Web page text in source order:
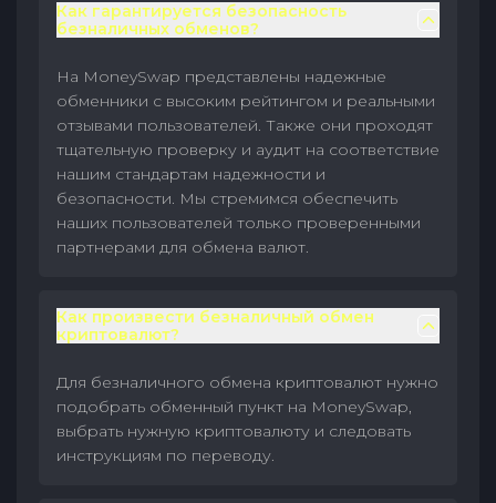
Как гарантируется безопасность
безналичных обменов?
На MoneySwap представлены надежные
обменники с высоким рейтингом и реальными
отзывами пользователей. Также они проходят
тщательную проверку и аудит на соответствие
нашим стандартам надежности и
безопасности. Мы стремимся обеспечить
наших пользователей только проверенными
партнерами для обмена валют.
Как произвести безналичный обмен
криптовалют?
Для безналичного обмена криптовалют нужно
подобрать обменный пункт на MoneySwap,
выбрать нужную криптовалюту и следовать
инструкциям по переводу.